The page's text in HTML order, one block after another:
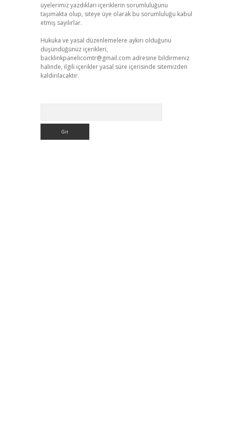
üyelerimiz yazdıkları içeriklerin sorumluluğunu
taşımakta olup, siteye üye olarak bu sorumluluğu kabul
etmiş sayılırlar.
Hukuka ve yasal düzenlemelere aykırı olduğunu
düşündüğünüz içerikleri,
backlinkpanelicomtr@gmail.com adresine bildirmeniz
halinde, ilgili içerikler yasal süre içerisinde sitemizden
kaldırılacaktır.